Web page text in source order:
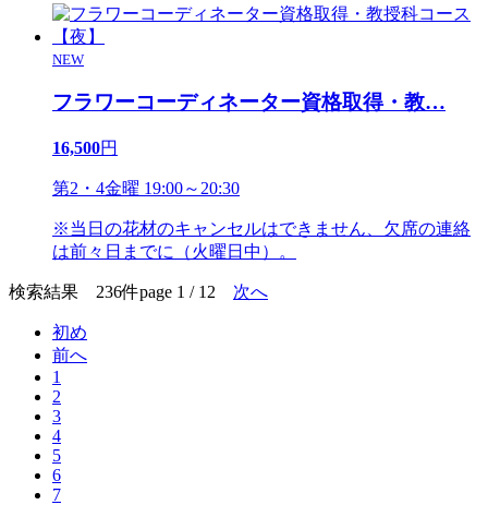
NEW
フラワーコーディネーター資格取得・教…
16,500円
第2・4金曜 19:00～20:30
※当日の花材のキャンセルはできません、欠席の連絡
は前々日までに（火曜日中）。
検索結果 236件page 1 / 12 次へ
初め
前へ
1
2
3
4
5
6
7